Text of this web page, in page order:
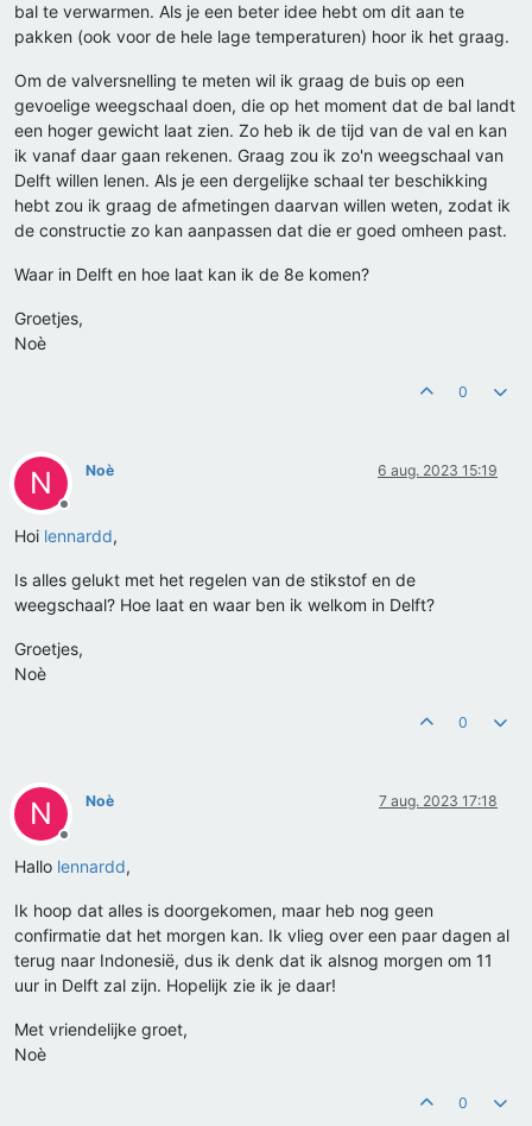
bal te verwarmen. Als je een beter idee hebt om dit aan te
pakken (ook voor de hele lage temperaturen) hoor ik het graag.
Om de valversnelling te meten wil ik graag de buis op een
gevoelige weegschaal doen, die op het moment dat de bal landt
een hoger gewicht laat zien. Zo heb ik de tijd van de val en kan
ik vanaf daar gaan rekenen. Graag zou ik zo'n weegschaal van
Delft willen lenen. Als je een dergelijke schaal ter beschikking
hebt zou ik graag de afmetingen daarvan willen weten, zodat ik
de constructie zo kan aanpassen dat die er goed omheen past.
Waar in Delft en hoe laat kan ik de 8e komen?
Groetjes,
Noè
0
N
Offline
Noè 6 aug. 2023 15:19
Hoi lennardd,
Is alles gelukt met het regelen van de stikstof en de
weegschaal? Hoe laat en waar ben ik welkom in Delft?
Groetjes,
Noè
0
N
Offline
Noè 7 aug. 2023 17:18
Hallo lennardd,
Ik hoop dat alles is doorgekomen, maar heb nog geen
confirmatie dat het morgen kan. Ik vlieg over een paar dagen al
terug naar Indonesië, dus ik denk dat ik alsnog morgen om 11
uur in Delft zal zijn. Hopelijk zie ik je daar!
Met vriendelijke groet,
Noè
0